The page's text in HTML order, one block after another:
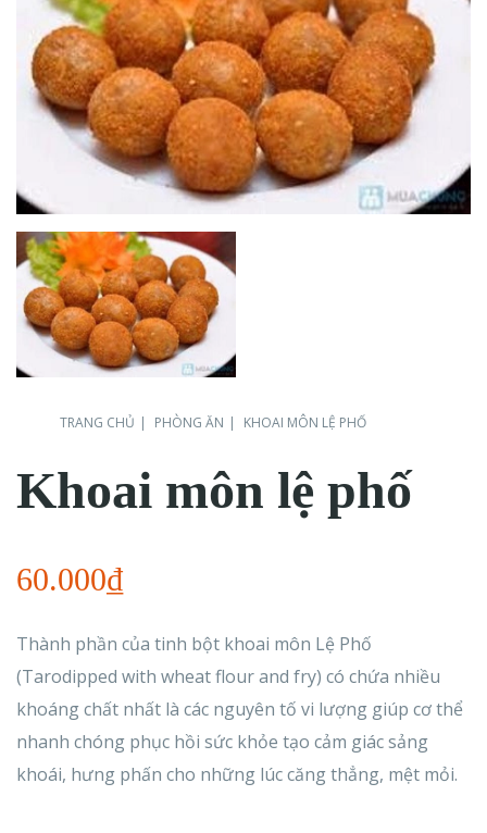
TRANG CHỦ PHÒNG ĂN KHOAI MÔN LỆ PHỐ
Khoai môn lệ phố
60.000₫
Thành phần của tinh bột khoai môn Lệ Phố
(Tarodipped with wheat flour and fry) có chứa nhiều
khoáng chất nhất là các nguyên tố vi lượng giúp cơ thể
nhanh chóng phục hồi sức khỏe tạo cảm giác sảng
khoái, hưng phấn cho những lúc căng thẳng, mệt mỏi.